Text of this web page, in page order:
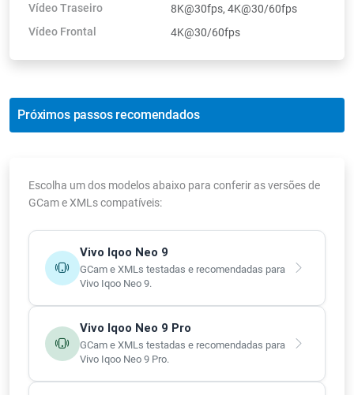
Vídeo Traseiro
8K@30fps, 4K@30/60fps
Vídeo Frontal
4K@30/60fps
Próximos passos recomendados
Escolha um dos modelos abaixo para conferir as versões de
GCam e XMLs compatíveis:
Vivo Iqoo Neo 9
GCam e XMLs testadas e recomendadas para
Vivo Iqoo Neo 9.
Vivo Iqoo Neo 9 Pro
GCam e XMLs testadas e recomendadas para
Vivo Iqoo Neo 9 Pro.